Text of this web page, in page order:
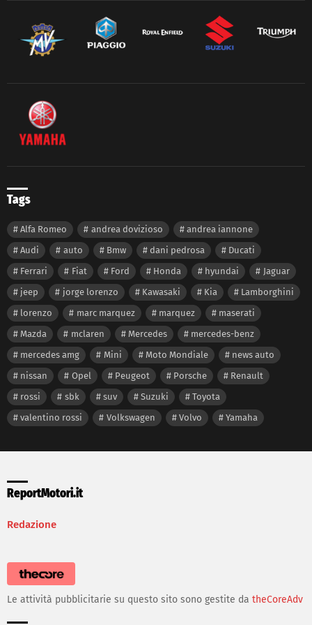
Tags
Alfa Romeo andrea dovizioso
andrea iannone
Audi
auto Bmw dani pedrosa
Ducati
Ferrari
Fiat Ford Honda hyundai
Jaguar
jeep
jorge lorenzo Kawasaki Kia
Lamborghini
lorenzo
marc marquez marquez
maserati
Mazda
mclaren Mercedes
mercedes-benz
mercedes amg
Mini Moto Mondiale
news auto
nissan
Opel Peugeot Porsche
Renault
rossi
sbk suv Suzuki
Toyota
valentino rossi
Volkswagen Volvo Yamaha
ReportMotori.it
Redazione
Le attività pubblicitarie su questo sito sono gestite da theCoreAdv